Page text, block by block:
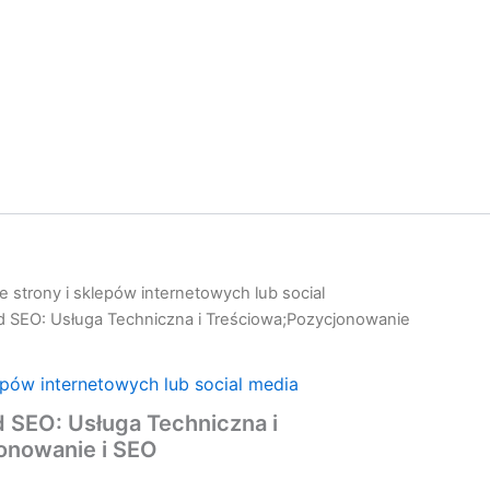
strony i sklepów internetowych lub social
SEO: Usługa Techniczna i Treściowa;Pozycjonowanie
internetowych lub social media
Usługa Techniczna i
i SEO